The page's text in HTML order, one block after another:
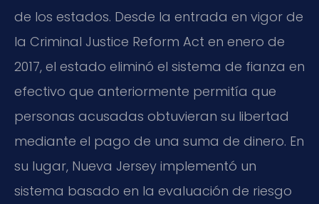
de los estados. Desde la entrada en vigor de
la Criminal Justice Reform Act en enero de
2017, el estado eliminó el sistema de fianza en
efectivo que anteriormente permitía que
personas acusadas obtuvieran su libertad
mediante el pago de una suma de dinero. En
su lugar, Nueva Jersey implementó un
sistema basado en la evaluación de riesgo